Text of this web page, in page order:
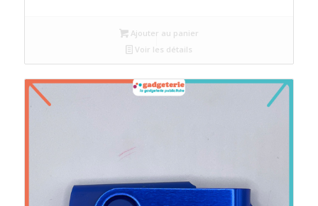
Ajouter au panier
Voir les détails